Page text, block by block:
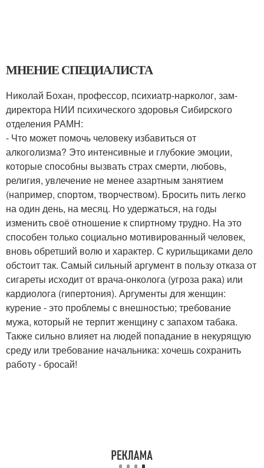
МНЕНИЕ СПЕЦИАЛИСТА
Николай Бохан, профессор, психиатр-нарколог, зам-
директора НИИ психического здоровья Сибирского
отделения РАМН:
- Что может помочь человеку избавиться от
алкоголизма? Это интенсивные и глубокие эмоции,
которые способны вызвать страх смерти, любовь,
религия, увлечение не менее азартным занятием
(например, спортом, творчеством). Бросить пить легко
на один день, на месяц. Но удержаться, на годы
изменить своё отношение к спиртному трудно. На это
способен только социально мотивированный человек,
вновь обретший волю и характер. С курильщиками дело
обстоит так. Самый сильный аргумент в пользу отказа от
сигареты исходит от врача-онколога (угроза рака) или
кардиолога (гипертония). Аргументы для женщин:
курение - это проблемы с внешностью; требование
мужа, который не терпит женщину с запахом табака.
Также сильно влияет на людей попадание в некурящую
среду или требование начальника: хочешь сохранить
работу - бросай!